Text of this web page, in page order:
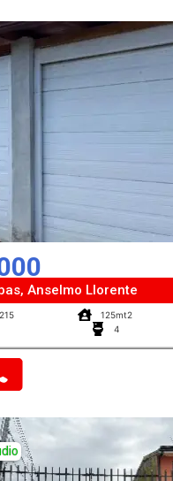
Anselmo Llorente
125mt2
4